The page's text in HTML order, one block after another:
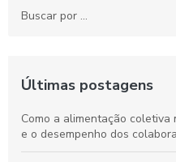
Últimas postagens
Como a alimentação coletiva
e o desempenho dos